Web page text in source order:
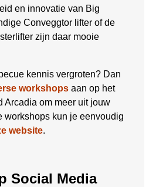
en innovatie van Big
Conveggtor lifter of de
zijn daar mooie
kennis vergroten? Dan
workshops aan op het
Arcadia om meer uit jouw
workshops kun je eenvoudig
website.
Social Media